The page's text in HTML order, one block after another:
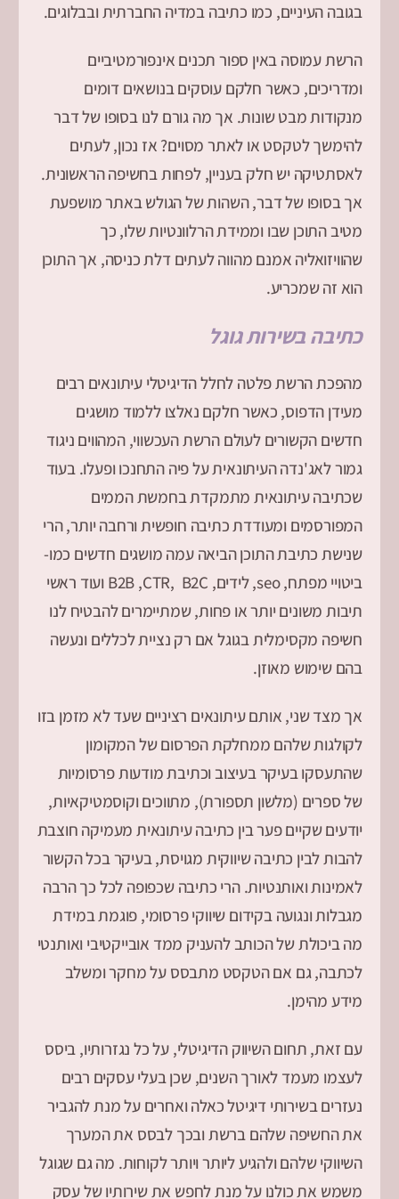
בגובה העיניים, כמו כתיבה במדיה החברתית ובבלוגים.
הרשת עמוסה באין ספור תכנים אינפורמטיביים
ומדריכים, כאשר חלקם עוסקים בנושאים דומים
מנקודות מבט שונות. אך מה גורם לנו בסופו של דבר
להימשך לטקסט או לאתר מסוים? אז נכון, לעתים
לאסתטיקה יש חלק בעניין, לפחות בחשיפה הראשונית.
אך בסופו של דבר, השהות של הגולש באתר מושפעת
מטיב התוכן שבו וממידת הרלוונטיות שלו, כך
שהוויזואליה אמנם מהווה לעתים דלת כניסה, אך התוכן
הוא זה שמכריע.
כתיבה בשירות גוגל
מהפכת הרשת פלטה לחלל הדיגיטלי עיתונאים רבים
מעידן הדפוס, כאשר חלקם נאלצו ללמוד מושגים
חדשים הקשורים לעולם הרשת העכשווי, המהווים ניגוד
גמור לאג'נדה העיתונאית על פיה התחנכו ופעלו. בעוד
שכתיבה עיתונאית מתמקדת בחמשת הממים
המפורסמים ומעודדת כתיבה חופשית ורחבה יותר, הרי
שנישת כתיבת התוכן הביאה עמה מושגים חדשים כמו-
ביטויי מפתח, seo, לידים, B2B ,CTR, B2C ועוד ראשי
תיבות משונים יותר או פחות, שמתיימרים להבטיח לנו
חשיפה מקסימלית בגוגל אם רק נציית לכללים ונעשה
בהם שימוש מאוזן.
אך מצד שני, אותם עיתונאים רציניים שעד לא מזמן בזו
לקולגות שלהם ממחלקת הפרסום של המקומון
שהתעסקו בעיקר בעיצוב וכתיבת מודעות פרסומיות
של ספרים (מלשון תספורת), מתווכים וקוסמטיקאיות,
יודעים שקיים פער בין כתיבה עיתונאית מעמיקה חוצבת
להבות לבין כתיבה שיווקית מגויסת, בעיקר בכל הקשור
לאמינות ואותנטיות. הרי כתיבה שכפופה לכל כך הרבה
מגבלות ונגועה בקידום שיווקי פרסומי, פוגמת במידת
מה ביכולת של הכותב להעניק ממד אובייקטיבי ואותנטי
לכתבה, גם אם הטקסט מתבסס על מחקר ומשלב
מידע מהימן.
עם זאת, תחום השיווק הדיגיטלי, על כל נגזרותיו, ביסס
לעצמו מעמד לאורך השנים, שכן בעלי עסקים רבים
נעזרים בשירותי דיגיטל כאלה ואחרים על מנת להגביר
את החשיפה שלהם ברשת ובכך לבסס את המערך
השיווקי שלהם ולהגיע ליותר ויותר לקוחות. מה גם שגוגל
משמש את כולנו על מנת לחפש את שירותיו של עסק